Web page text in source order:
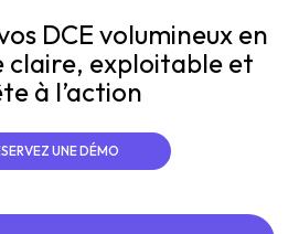
DCE volumineux en
claire, exploitable et
à l’action
UNE DÉMO